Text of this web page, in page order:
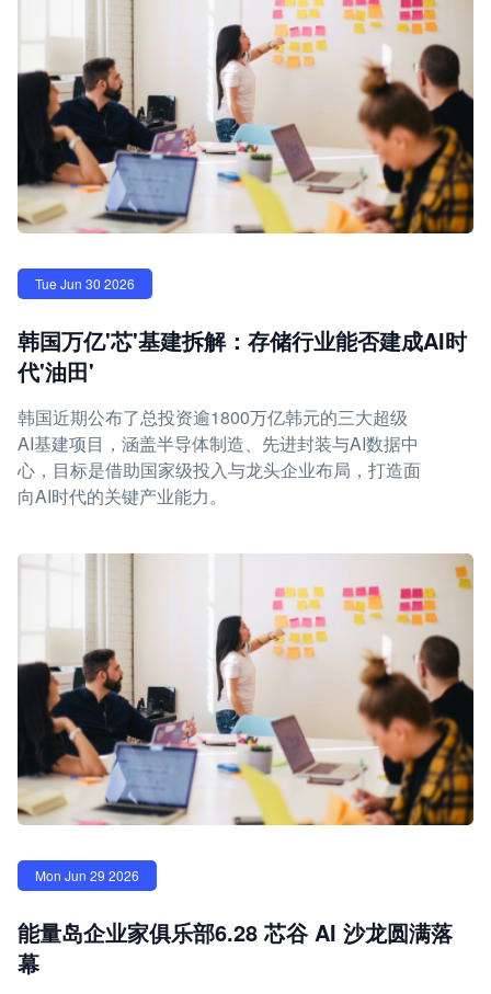
Tue Jun 30 2026
韩国万亿'芯'基建拆解：存储行业能否建成AI时
代'油田'
韩国近期公布了总投资逾1800万亿韩元的三大超级
AI基建项目，涵盖半导体制造、先进封装与AI数据中
心，目标是借助国家级投入与龙头企业布局，打造面
向AI时代的关键产业能力。
Mon Jun 29 2026
能量岛企业家俱乐部6.28 芯谷 AI 沙龙圆满落
幕